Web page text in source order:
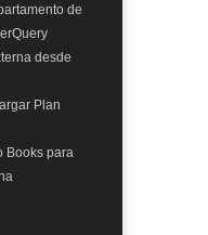
de
desde
Plan
Books para